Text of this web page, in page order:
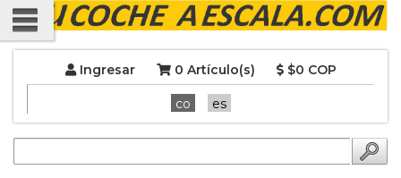
Ingresar 0 Artículo(s) $0 COP
co es